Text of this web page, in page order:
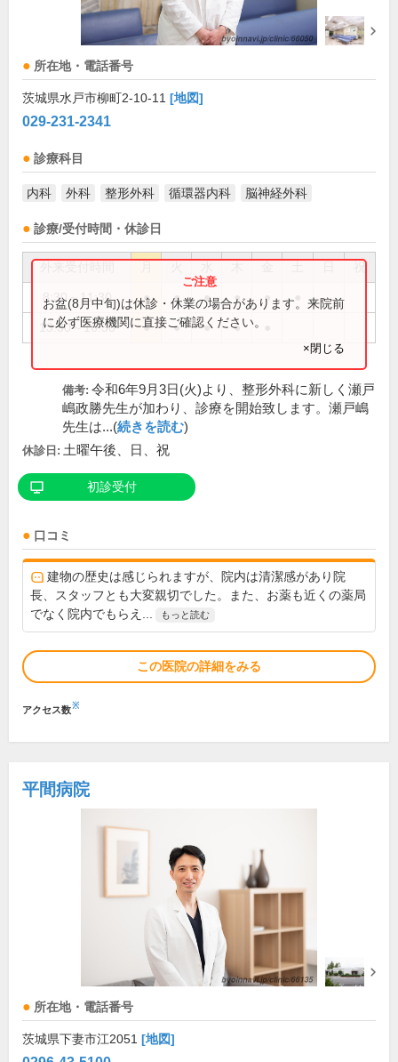
所在地・電話番号
茨城県水戸市柳町2-10-11 [地図]
029-231-2341
診療科目
内科 外科 整形外科 循環器内科 脳神経外科
診療/受付時間・休診日
祝
8:30～11:30 ● ● ● ● ●
13:30～16:30 ● ● ● ●
お盆(8月中旬)は休診・休業の場合があります。来院前
に必ず医療機関に直接ご確認ください。
×閉じる
備考: 令和6年9月3日(火)より、整形外科に新しく瀬戸
嶋政勝先生が加わり、診療を開始致します。瀬戸嶋
先生は...(続きを読む)
休診日: 土曜午後、日、祝
初診受付
口コミ
建物の歴史は感じられますが、院内は清潔感があり院
長、スタッフとも大変親切でした。また、お薬も近くの薬局
でなく院内でもらえ...
もっと読む
この医院の詳細をみる
アクセス数※
平間病院
所在地・電話番号
茨城県下妻市江2051 [地図]